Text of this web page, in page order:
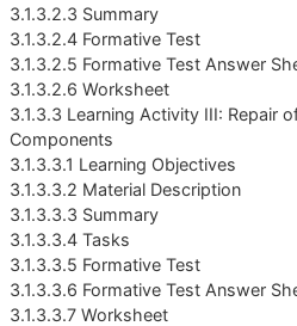
3.1.3.2.3 Summary
3.1.3.2.4 Formative Test
3.1.3.2.5 Formative Test Answer
3.1.3.2.6 Worksheet
3.1.3.3 Learning Activity III: Repair
Components
3.1.3.3.1 Learning Objectives
3.1.3.3.2 Material Description
3.1.3.3.3 Summary
3.1.3.3.4 Tasks
3.1.3.3.5 Formative Test
3.1.3.3.6 Formative Test Answer
3.1.3.3.7 Worksheet